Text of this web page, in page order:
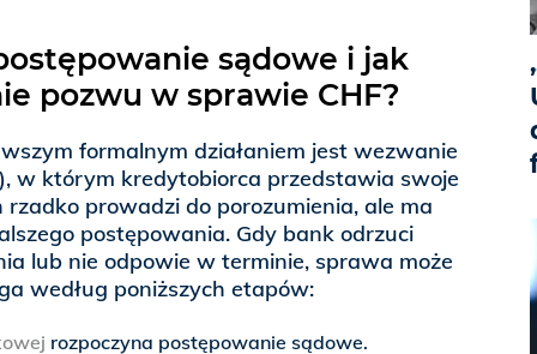
sądowe i jak
pozwu w sprawie CHF?
formalnym działaniem jest wezwanie
w którym kredytobiorca przedstawia swoje
prowadzi do porozumienia, ale ma
postępowania. Gdy bank odrzuci
lub nie odpowie w terminie, sprawa może
według poniższych etapów:
rozpoczyna postępowanie sądowe.